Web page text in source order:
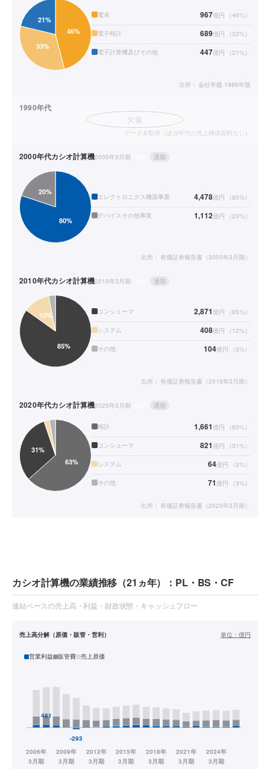
電卓 967億円 （46%）
電子時計 689億円 （33%）
電子計算機及びその他 447億円 （21%）
出所： 会社年鑑 1986年版
1990年代
欠落
データ未取得（該当年代の売上構成資料なし）
2000年代カシオ計算機2005年3月期 通期
エレクトロニクス機器事業 4,478億円 （80%）
デバイスその他事業 1,112億円 （20%）
出所： 有価証券報告書（2005年3月期）
2010年代カシオ計算機2015年3月期 通期
コンシューマ 2,871億円 （85%）
システム 408億円 （ 12%）
その他 104億円 （3%）
出所： 有価証券報告書（2015年3月期）
2020年代カシオ計算機2025年3月期 通期
時計 1,661億円 （63%）
コンシューマ 821億円 （31%）
システム 64億円 （2%）
その他 71億円 （3%）
出所： 有価証券報告書（2025年3月期）
カシオ計算機の業績推移（21ヵ年）：PL・BS・CF
連結ベースの売上高・利益・財政状態・キャッシュフロー
売上高分解（原価・販管・営利） 単位： 億円
営業利益 販管費 売上原価